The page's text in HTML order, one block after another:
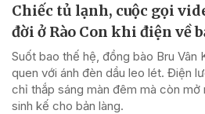
Chiếc tủ lạnh, cuộc gọi
đời ở Rào Con khi điện về
Suốt bao thế hệ, đồng bào Bru Vân
quen với ánh đèn dầu leo lét. Điện
chỉ thắp sáng màn đêm mà còn
sinh kế cho bản làng.